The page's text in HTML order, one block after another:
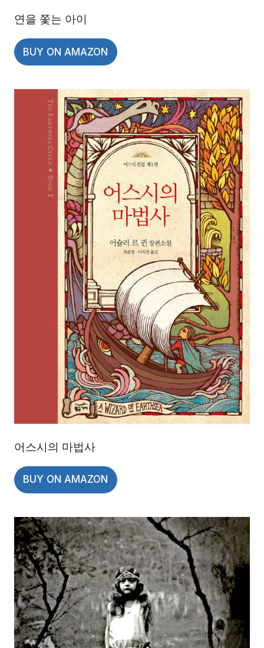
연을 쫓는 아이
BUY ON AMAZON
어스시의 마법사
BUY ON AMAZON